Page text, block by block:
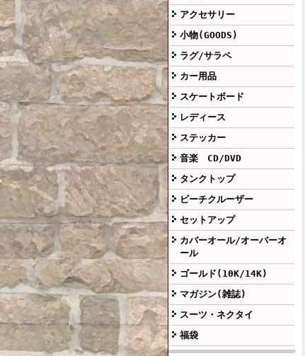
アクセサリー
小物(GOODS)
ラグ/サラペ
カー用品
スケートボード
レディース
ステッカー
音楽 CD/DVD
タンクトップ
ビーチクルーザー
セットアップ
カバーオール/オーバーオ
ール
ゴールド(10K/14K)
マガジン(雑誌)
スーツ・ネクタイ
福袋